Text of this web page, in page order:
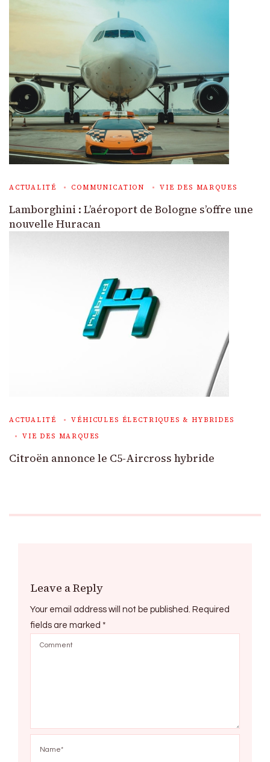
ACTUALITÉ COMMUNICATION VIE DES MARQUES
Lamborghini : L’aéroport de Bologne s’offre une
nouvelle Huracan
ACTUALITÉ
VÉHICULES ÉLECTRIQUES & HYBRIDES
VIE DES MARQUES
Citroën annonce le C5-Aircross hybride
Leave a Reply
Your email address will not be published. Required
fields are marked *